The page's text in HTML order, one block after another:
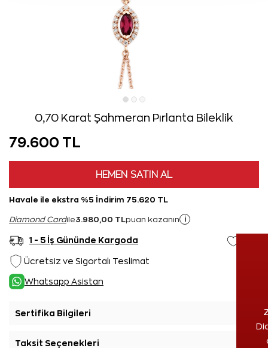
0,70 Karat Şahmeran Pırlanta Bileklik
79.600 TL
HEMEN SATIN AL
Havale ile ekstra %5 İndirim 75.620 TL
Diamond Cardile3.980,00 TL puan kazanın i
1 - 5 İş Gününde Kargoda
Ücretsiz ve Sigortalı Teslimat
Whatsapp Asistan
Sertifika Bilgileri
Taksit Seçenekleri